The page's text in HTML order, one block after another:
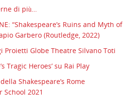
di più…
“Shakespeare’s Ruins and Myth of
Garbero (Routledge, 2022)
Proietti Globe Theatre Silvano Toti
Tragic Heroes’ su Rai Play
Shakespeare’s Rome
2021